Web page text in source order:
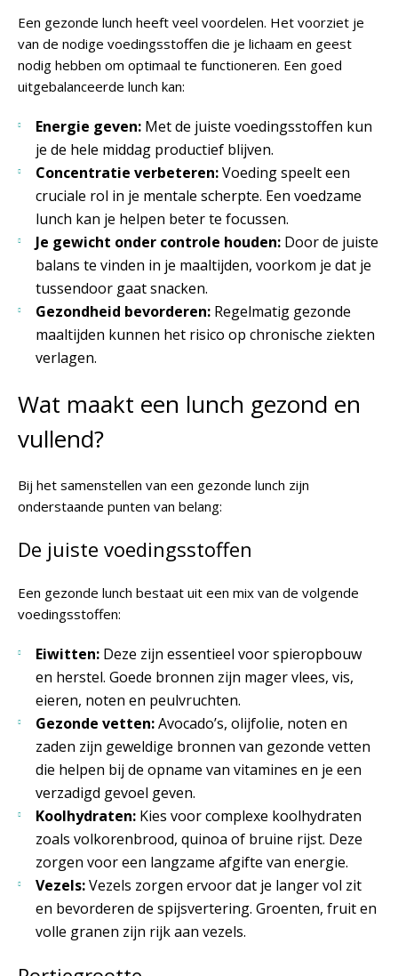
Een gezonde lunch heeft veel voordelen. Het voorziet je
van de nodige voedingsstoffen die je lichaam en geest
nodig hebben om optimaal te functioneren. Een goed
uitgebalanceerde lunch kan:
Energie geven: Met de juiste voedingsstoffen kun
je de hele middag productief blijven.
Concentratie verbeteren:Voeding speelt een
cruciale rol in je mentale scherpte. Een voedzame
lunch kan je helpen beter te focussen.
Je gewicht onder controle houden: Door de juiste
balans te vinden in je maaltijden, voorkom je dat je
tussendoor gaat snacken.
Gezondheid bevorderen: Regelmatig gezonde
maaltijden kunnen het risico op chronische ziekten
verlagen.
Wat maakt een lunch gezond en
vullend?
Bij het samenstellen van een gezonde lunch zijn
onderstaande punten van belang:
De juiste voedingsstoffen
Een gezonde lunch bestaat uit een mix van de volgende
voedingsstoffen:
Eiwitten: Deze zijn essentieel voor spieropbouw
en herstel. Goede bronnen zijn mager vlees, vis,
eieren, noten en peulvruchten.
Gezonde vetten:Avocado’s, olijfolie, noten en
zaden zijn geweldige bronnen van gezonde vetten
die helpen bij de opname van vitamines en je een
verzadigd gevoel geven.
Koolhydraten: Kies voor complexe koolhydraten
zoals volkorenbrood, quinoa of bruine rijst. Deze
zorgen voor een langzame afgifte van energie.
Vezels:Vezels zorgen ervoor dat je langer vol zit
en bevorderen de spijsvertering. Groenten, fruit en
volle granen zijn rijk aan vezels.